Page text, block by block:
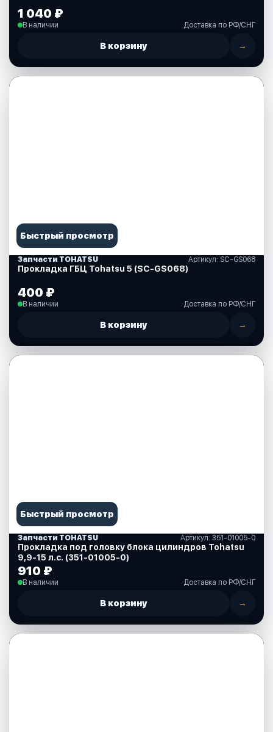
1 040 ₽
В наличии Доставка по РФ/СНГ
В корзину →
Быстрый просмотр
Запчасти TOHATSU Артикул: SC-GS068
Прокладка ГБЦ Tohatsu 5 (SC-GS068)
400 ₽
В наличии Доставка по РФ/СНГ
В корзину →
Быстрый просмотр
Запчасти TOHATSU Артикул: 351-01005-0
Прокладка под головку блока цилиндров Tohatsu
9,9-15 л.с. (351-01005-0)
910 ₽
В наличии Доставка по РФ/СНГ
В корзину →